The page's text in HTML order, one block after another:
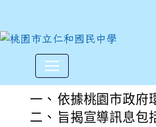
本大隊「落實
一、 依據桃園市政府
二、 旨揭宣導訊息包